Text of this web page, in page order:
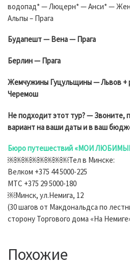
водопад* — Люцерн* — Анси* —
Альпы – Прага
Будапешт — Вена — Прага
Берлин — Прага
Жемчужины Гуцульщины — Львов +
Черемош
Не подходит этот тур? —
вариант на ваши даты и в ваш
Бюро путешествий «МОИ
￼￼￼￼￼￼￼￼Тел в Минске:
Велком +375 44 5000-225
МТС +375 29 5000-180
￼Минск, ул.Немига, 12
(30 шагов от Макдональдса по
сторону Торгового дома «На
Похожие